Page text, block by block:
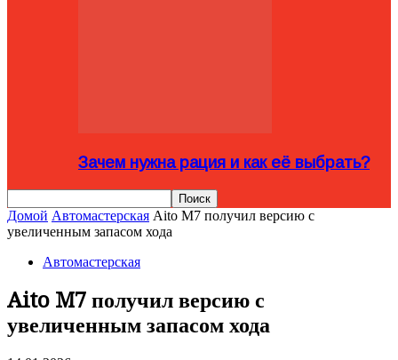
Зачем нужна рация и как её выбрать?
Домой Автомастерская Aito M7 получил версию с
увеличенным запасом хода
Автомастерская
Aito M7 получил версию с
увеличенным запасом хода